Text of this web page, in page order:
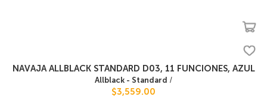
NAVAJA ALLBLACK STANDARD D03, 11 FUNCIONES, AZUL
Allblack - Standard /
$3,559.00